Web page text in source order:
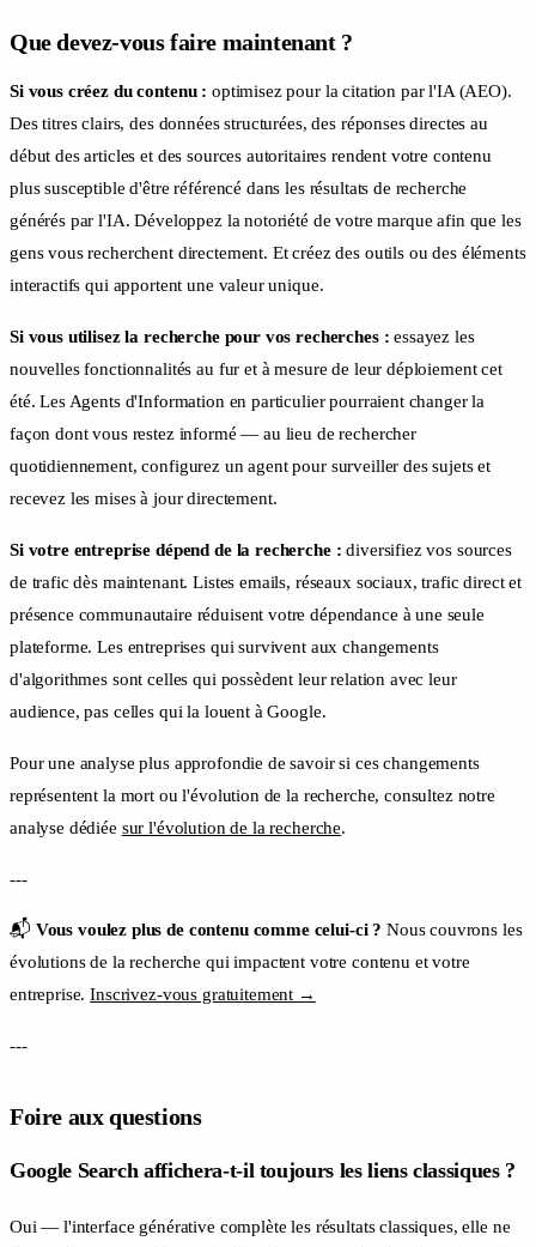
Que devez-vous faire maintenant ?
Si vous créez du contenu : optimisez pour la citation par l'IA (AEO).
Des titres clairs, des données structurées, des réponses directes au
début des articles et des sources autoritaires rendent votre contenu
plus susceptible d'être référencé dans les résultats de recherche
générés par l'IA. Développez la notoriété de votre marque afin que les
gens vous recherchent directement. Et créez des outils ou des éléments
interactifs qui apportent une valeur unique.
Si vous utilisez la recherche pour vos recherches : essayez les
nouvelles fonctionnalités au fur et à mesure de leur déploiement cet
été. Les Agents d'Information en particulier pourraient changer la
façon dont vous restez informé — au lieu de rechercher
quotidiennement, configurez un agent pour surveiller des sujets et
recevez les mises à jour directement.
Si votre entreprise dépend de la recherche : diversifiez vos sources
de trafic dès maintenant. Listes emails, réseaux sociaux, trafic direct et
présence communautaire réduisent votre dépendance à une seule
plateforme. Les entreprises qui survivent aux changements
d'algorithmes sont celles qui possèdent leur relation avec leur
audience, pas celles qui la louent à Google.
Pour une analyse plus approfondie de savoir si ces changements
représentent la mort ou l'évolution de la recherche, consultez notre
analyse dédiée sur l'évolution de la recherche.
---
📬 Vous voulez plus de contenu comme celui-ci ? Nous couvrons les
évolutions de la recherche qui impactent votre contenu et votre
entreprise.Inscrivez-vous gratuitement →
---
Foire aux questions
Google Search affichera-t-il toujours les liens classiques ?
Oui — l'interface générative complète les résultats classiques, elle ne